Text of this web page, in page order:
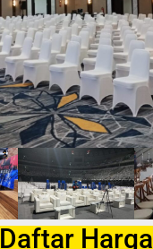
Daftar Harga